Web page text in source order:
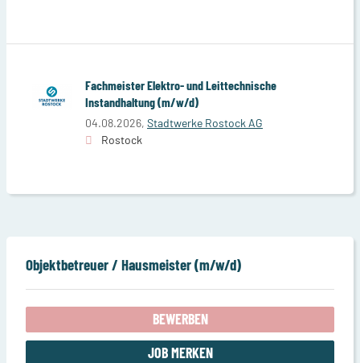
Fachmeister Elektro- und Leittechnische
Instandhaltung (m/w/d)
04.08.2026, Stadtwerke Rostock AG
Rostock
Objektbetreuer / Hausmeister (m/w/d)
BEWERBEN
JOB MERKEN